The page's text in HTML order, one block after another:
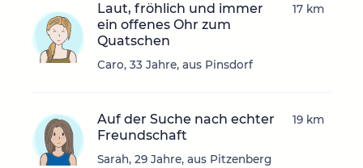
Laut, fröhlich und immer
ein offenes Ohr zum
Quatschen
Caro, 33 Jahre, aus Pinsdorf
17 km
Auf der Suche nach echter
Freundschaft
Sarah, 29 Jahre, aus Pitzenberg
19 km